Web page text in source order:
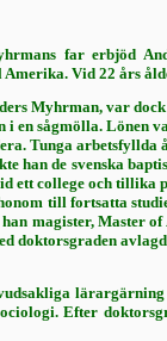
far erbjöd
Vid 22 års
Myhrman, var
sågmölla. Lönen
Tunga
han de svenska
college och
till fortsatta
magister, Master
doktorsgraden avlagd
Efter